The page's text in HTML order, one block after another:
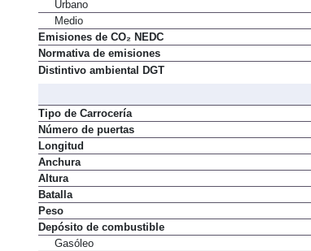
Urbano
Medio
Emisiones de CO₂ NEDC
Normativa de emisiones
Distintivo ambiental DGT
Tipo de Carrocería
Número de puertas
Longitud
Anchura
Altura
Batalla
Peso
Depósito de combustible
Gasóleo